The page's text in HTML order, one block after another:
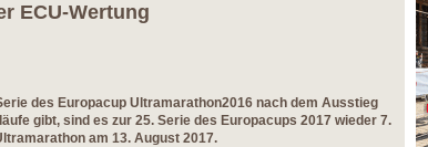
ECU-Wertung
des Europacup Ultramarathon2016 nach dem Ausstieg
gibt, sind es zur 25. Serie des Europacups 2017 wieder 7.
am 13. August 2017.